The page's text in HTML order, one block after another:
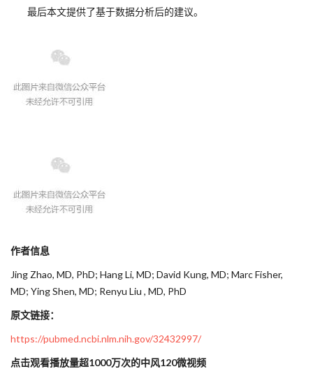
最后本文提供了基于数据分析后的建议。
作者信息
Jing Zhao, MD, PhD; Hang Li, MD; David Kung, MD; Marc Fisher,
MD; Ying Shen, MD; Renyu Liu , MD, PhD
原文链接：
https://pubmed.ncbi.nlm.nih.gov/32432997/
点击观看播放量超1000万次的中风120微视频